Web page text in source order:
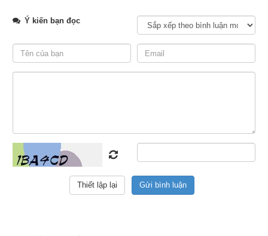
diện cho tháng đó. Vì vậy ngày đầu các tháng “Dương” đều là
ngày tốt còn ngày đầu các tháng “Âm” là ngày xấu. Mức độ
tốt xấu được chia làm 3 mức: tốt nhất (Đại An), rất tốt (Tiểu
Cát), khá tốt (Tốc Hỷ) và xấu nhất (Lưu Liên nhiều website gọi
nhầm thành Lưu Niên), rất xấu (Không Vong), khá xấu (Xích
gì trong lục diệu theo bảng dưới đây:
Stt Tháng âm lịch
Ngày mùng 1 (ngày sóc)
Tháng 1, tháng 7
Tốc Hỷ
Tháng 2, tháng 8
Lưu Liên
Ý kiến bạn đọc